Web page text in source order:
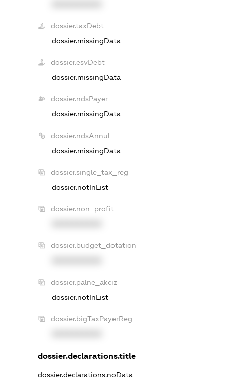
dossier.taxDebt
dossier.missingData
dossier.esvDebt
dossier.missingData
dossier.ndsPayer
dossier.missingData
dossier.ndsAnnul
dossier.missingData
dossier.single_tax_reg
dossier.notInList
dossier.non_profit
dossier.budget_dotation
dossier.palne_akciz
dossier.notInList
dossier.bigTaxPayerReg
dossier.declarations.title
dossier.declarations.noData